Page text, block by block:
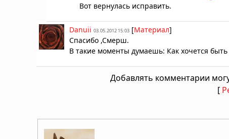
Вот вернулась исправить.
Danuii 03.05.2012 15:03 [Материал]
Спасибо ,Смерш.
В такие моменты думаешь: Как хочется
Добавлять комментарии
[